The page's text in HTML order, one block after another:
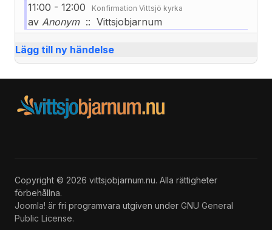
11:00 - 12:00 Konfirmation Vittsjö kyrka
av Anonym:: Vittsjobjarnum
Lägg till ny händelse
Copyright © 2026 vittsjobjarnum.nu. Alla rättigheter
förbehållna.
Joomla! är fri programvara utgiven under GNU General
Public License.